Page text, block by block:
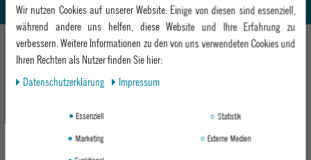
Whatsapp Support
HILFE UND BERATUNG
Beratung
Zahlung & Versand
INFO & KONTAKT
Montag - Freitag: 8:00 - 18:00
We Care - Wiederverwendete Verpackungen
Wir nutzen Cookies auf unserer Website. Einige von diesen sind essenziell,
während andere uns helfen, diese Website und Ihre Erfahrung zu
verbessern. Weitere Informationen zu den von uns verwendeten Cookies und
Ihren Rechten als Nutzer finden Sie hier:
Daten­schutz­erklärung
Impressum
Essenziell
Statistik
Marketing
Externe Medien